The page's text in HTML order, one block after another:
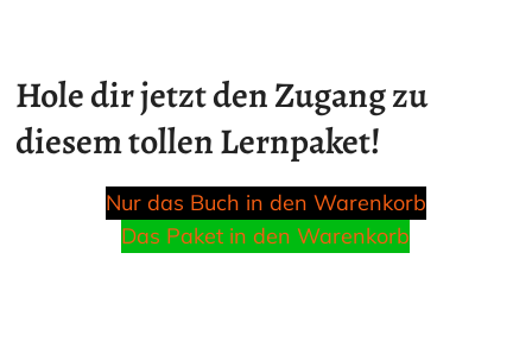
Hole dir jetzt den Zugang zu
diesem tollen Lernpaket!
Nur das Buch in den Warenkorb
Das Paket in den Warenkorb